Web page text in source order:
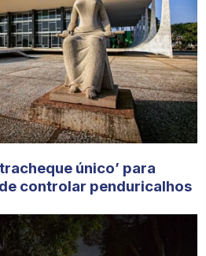
único’ para
controlar penduricalhos